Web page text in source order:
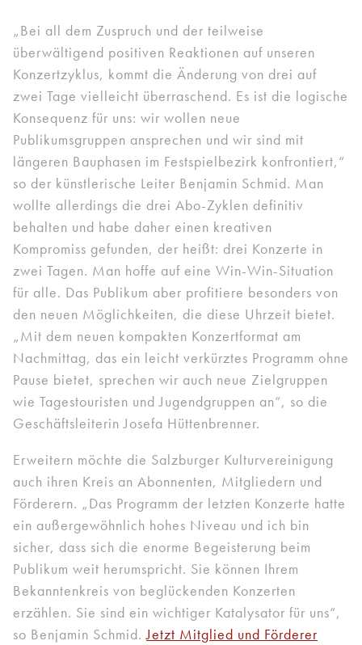
„Bei all dem Zuspruch und der teilweise
überwältigend positiven Reaktionen auf unseren
Konzertzyklus, kommt die Änderung von drei auf
zwei Tage vielleicht überraschend. Es ist die logische
Konsequenz für uns: wir wollen neue
Publikumsgruppen ansprechen und wir sind mit
längeren Bauphasen im Festspielbezirk konfrontiert,“
so der künstlerische Leiter Benjamin Schmid. Man
wollte allerdings die drei Abo-Zyklen definitiv
behalten und habe daher einen kreativen
Kompromiss gefunden, der heißt: drei Konzerte in
zwei Tagen. Man hoffe auf eine Win-Win-Situation
für alle. Das Publikum aber profitiere besonders von
den neuen Möglichkeiten, die diese Uhrzeit bietet.
„Mit dem neuen kompakten Konzertformat am
Nachmittag, das ein leicht verkürztes Programm ohne
Pause bietet, sprechen wir auch neue Zielgruppen
wie Tagestouristen und Jugendgruppen an“, so die
Geschäftsleiterin Josefa Hüttenbrenner.
Erweitern möchte die Salzburger Kulturvereinigung
auch ihren Kreis an Abonnenten, Mitgliedern und
Förderern. „Das Programm der letzten Konzerte hatte
ein außergewöhnlich hohes Niveau und ich bin
sicher, dass sich die enorme Begeisterung beim
Publikum weit herumspricht. Sie können Ihrem
Bekanntenkreis von beglückenden Konzerten
erzählen. Sie sind ein wichtiger Katalysator für uns“,
so Benjamin Schmid.Jetzt Mitglied und Förderer